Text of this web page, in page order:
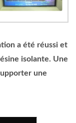
a été réussi et
isolante. Une
une